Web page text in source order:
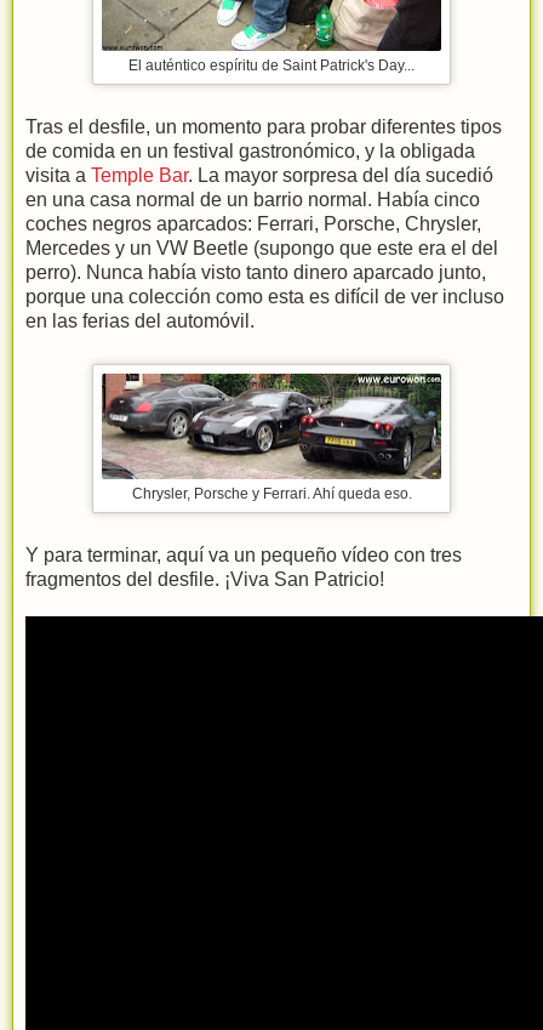
El auténtico espíritu de Saint Patrick's Day...
Tras el desfile, un momento para probar diferentes tipos
de comida en un festival gastronómico, y la obligada
visita a Temple Bar. La mayor sorpresa del día sucedió
en una casa normal de un barrio normal. Había cinco
coches negros aparcados: Ferrari, Porsche, Chrysler,
Mercedes y un VW Beetle (supongo que este era el del
perro). Nunca había visto tanto dinero aparcado junto,
porque una colección como esta es difícil de ver incluso
en las ferias del automóvil.
Chrysler, Porsche y Ferrari. Ahí queda eso.
Y para terminar, aquí va un pequeño vídeo con tres
fragmentos del desfile. ¡Viva San Patricio!